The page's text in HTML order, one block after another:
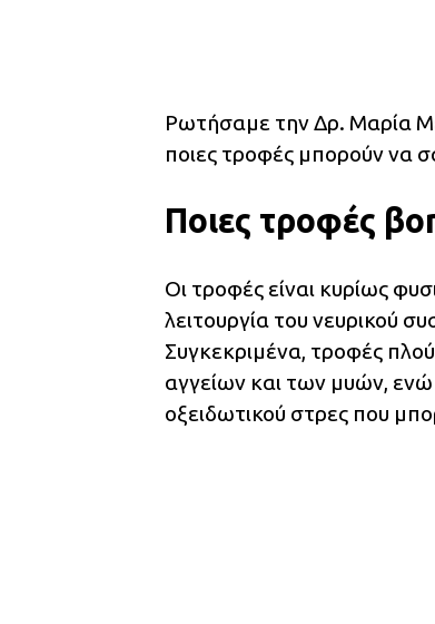
Ρωτήσαμε την Δρ. Μαρία
ποιες τροφές μπορούν να
Ποιες τροφές
Οι τροφές είναι κυρίως
λειτουργία του νευρικού
Συγκεκριμένα, τροφές
αγγείων και των μυών,
οξειδωτικού στρες που